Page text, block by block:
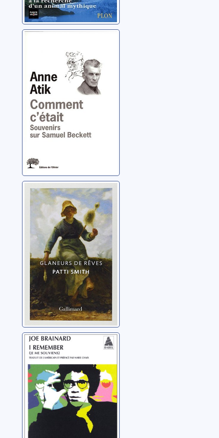
souvenirs sur
Samuel Beckett
Atik, Anne
Glaneurs de
rêves
Smith, Patti
I remember: (je
me souviens)
Brainard, Joe